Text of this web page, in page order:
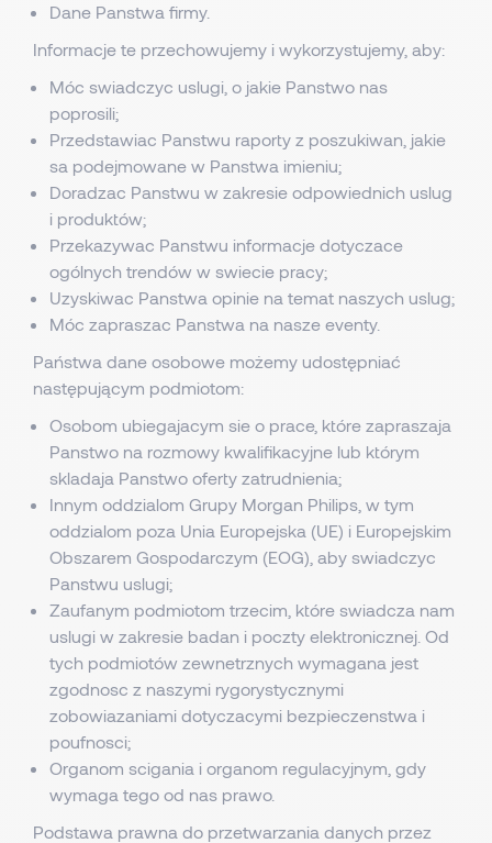
Dane Panstwa firmy.
Informacje te przechowujemy i wykorzystujemy, aby:
Móc swiadczyc uslugi, o jakie Panstwo nas
poprosili;
Przedstawiac Panstwu raporty z poszukiwan, jakie
sa podejmowane w Panstwa imieniu;
Doradzac Panstwu w zakresie odpowiednich uslug
i produktów;
Przekazywac Panstwu informacje dotyczace
ogólnych trendów w swiecie pracy;
Uzyskiwac Panstwa opinie na temat naszych uslug;
Móc zapraszac Panstwa na nasze eventy.
Państwa dane osobowe możemy udostępniać
następującym podmiotom:
Osobom ubiegajacym sie o prace, które zapraszaja
Panstwo na rozmowy kwalifikacyjne lub którym
skladaja Panstwo oferty zatrudnienia;
Innym oddzialom Grupy Morgan Philips, w tym
oddzialom poza Unia Europejska (UE) i Europejskim
Obszarem Gospodarczym (EOG), aby swiadczyc
Panstwu uslugi;
Zaufanym podmiotom trzecim, które swiadcza nam
uslugi w zakresie badan i poczty elektronicznej. Od
tych podmiotów zewnetrznych wymagana jest
zgodnosc z naszymi rygorystycznymi
zobowiazaniami dotyczacymi bezpieczenstwa i
poufnosci;
Organom scigania i organom regulacyjnym, gdy
wymaga tego od nas prawo.
Podstawa prawna do przetwarzania danych przez